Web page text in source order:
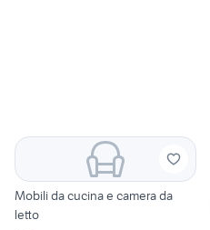
Mobili da cucina e camera da
letto